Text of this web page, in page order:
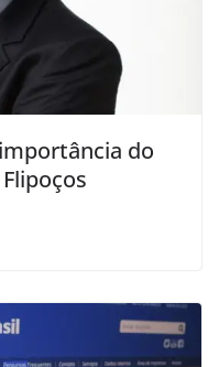
do